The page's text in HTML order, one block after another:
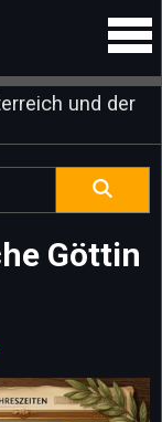
und der
Göttin